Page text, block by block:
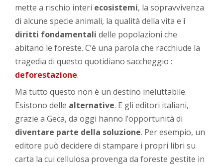
mette a rischio interi ecosistemi, la sopravvivenza
di alcune specie animali, la qualità della vita e i
diritti fondamentali delle popolazioni che
abitano le foreste. C’è una parola che racchiude la
tragedia di questo quotidiano saccheggio :
deforestazione.
Ma tutto questo non è un destino ineluttabile.
Esistono delle alternative. E gli editori italiani,
grazie a Geca, da oggi hanno l’opportunità di
diventare parte della soluzione. Per esempio, un
editore può decidere di stampare i propri libri su
carta la cui cellulosa provenga da foreste gestite in